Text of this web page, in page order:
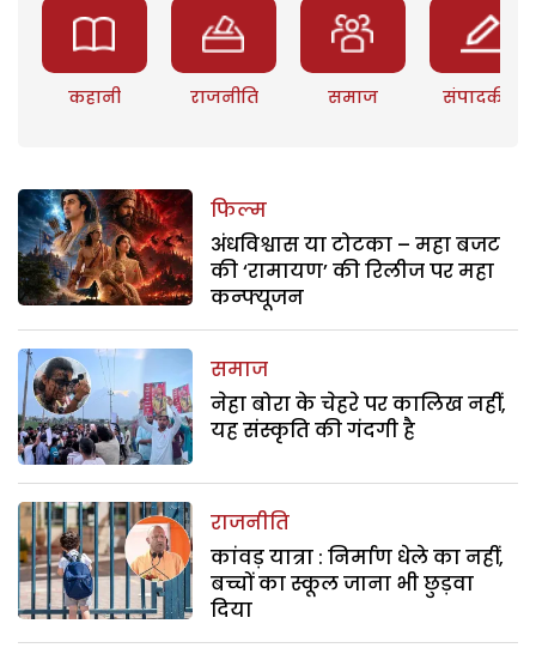
कहानी राजनीति समाज संपादकीय
फिल्म
अंधविश्वास या टोटका – महा बजट
की ‘रामायण’ की रिलीज पर महा
कन्फ्यूजन
समाज
नेहा बोरा के चेहरे पर कालिख नहीं,
यह संस्कृति की गंदगी है
राजनीति
कांवड़ यात्रा : निर्माण धेले का नहीं,
बच्चों का स्कूल जाना भी छुड़वा
दिया